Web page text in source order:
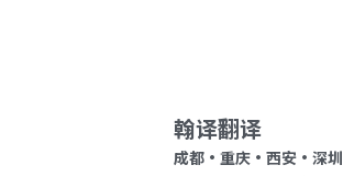
翰译翻译
成都・重庆・西安・深圳